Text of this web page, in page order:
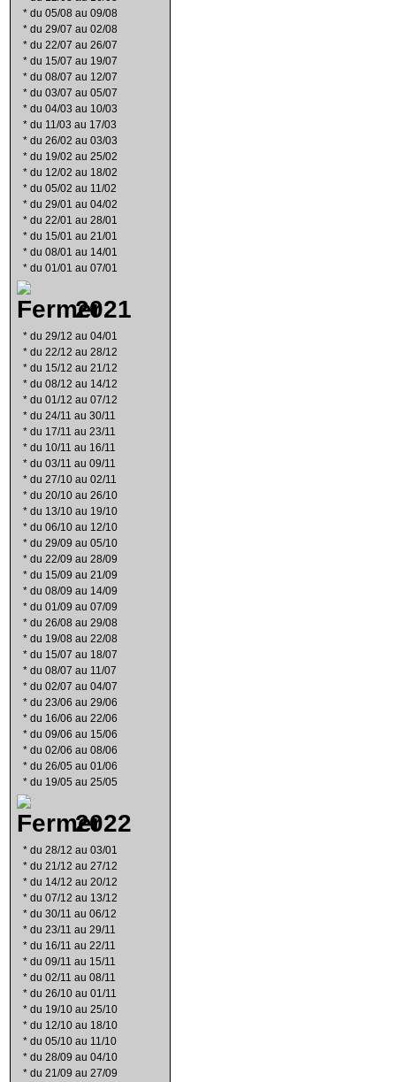
* du 05/08 au 09/08
* du 29/07 au 02/08
* du 22/07 au 26/07
* du 15/07 au 19/07
* du 08/07 au 12/07
* du 03/07 au 05/07
* du 04/03 au 10/03
* du 11/03 au 17/03
* du 26/02 au 03/03
* du 19/02 au 25/02
* du 12/02 au 18/02
* du 05/02 au 11/02
* du 29/01 au 04/02
* du 22/01 au 28/01
* du 15/01 au 21/01
* du 08/01 au 14/01
* du 01/01 au 07/01
2021
* du 29/12 au 04/01
* du 22/12 au 28/12
* du 15/12 au 21/12
* du 08/12 au 14/12
* du 01/12 au 07/12
* du 24/11 au 30/11
* du 17/11 au 23/11
* du 10/11 au 16/11
* du 03/11 au 09/11
* du 27/10 au 02/11
* du 20/10 au 26/10
* du 13/10 au 19/10
* du 06/10 au 12/10
* du 29/09 au 05/10
* du 22/09 au 28/09
* du 15/09 au 21/09
* du 08/09 au 14/09
* du 01/09 au 07/09
* du 26/08 au 29/08
* du 19/08 au 22/08
* du 15/07 au 18/07
* du 08/07 au 11/07
* du 02/07 au 04/07
* du 23/06 au 29/06
* du 16/06 au 22/06
* du 09/06 au 15/06
* du 02/06 au 08/06
* du 26/05 au 01/06
* du 19/05 au 25/05
2022
* du 28/12 au 03/01
* du 21/12 au 27/12
* du 14/12 au 20/12
* du 07/12 au 13/12
* du 30/11 au 06/12
* du 23/11 au 29/11
* du 16/11 au 22/11
* du 09/11 au 15/11
* du 02/11 au 08/11
* du 26/10 au 01/11
* du 19/10 au 25/10
* du 12/10 au 18/10
* du 05/10 au 11/10
* du 28/09 au 04/10
* du 21/09 au 27/09